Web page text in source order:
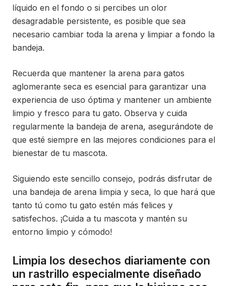
líquido en el fondo o si percibes un olor
desagradable persistente, es posible que sea
necesario cambiar toda la arena y limpiar a fondo la
bandeja.
Recuerda que mantener la arena para gatos
aglomerante seca es esencial para garantizar una
experiencia de uso óptima y mantener un ambiente
limpio y fresco para tu gato. Observa y cuida
regularmente la bandeja de arena, asegurándote de
que esté siempre en las mejores condiciones para el
bienestar de tu mascota.
Siguiendo este sencillo consejo, podrás disfrutar de
una bandeja de arena limpia y seca, lo que hará que
tanto tú como tu gato estén más felices y
satisfechos. ¡Cuida a tu mascota y mantén su
entorno limpio y cómodo!
Limpia los desechos diariamente con
un rastrillo especialmente diseñado